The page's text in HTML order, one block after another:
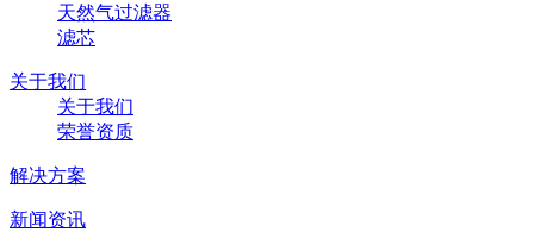
天然气过滤器
滤芯
关于我们
关于我们
荣誉资质
解决方案
新闻资讯